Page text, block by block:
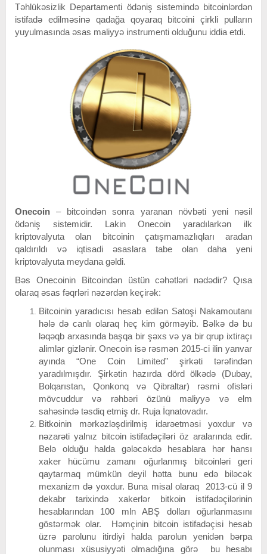
Təhlükəsizlik Departamenti ödəniş sistemində bitcoinlərdən
istifadə edilməsinə qadağa qoyaraq bitcoini çirkli pulların
yuyulmasında əsas maliyyə instrumenti olduğunu iddia etdi.
Onecoin – bitcoindən sonra yaranan növbəti yeni nəsil
ödəniş sistemidir. Lakin Onecoin yaradılarkən ilk
kriptovalyuta olan bitcoinin çatışmamazlıqları aradan
qaldırıldı və iqtisadi əsaslara tabe olan daha yeni
kriptovalyuta meydana gəldi.
Bəs Onecoinin Bitcoindən üstün cəhətləri nədədir? Qısa
olaraq əsas fəqrləri nəzərdən keçirək:
Bitcoinin yaradıcısı hesab edilən Satoşi Nakamoutanı
hələ də canlı olaraq heç kim görməyib. Bəlkə də bu
ləqəqb arxasında başqa bir şəxs və ya bir qrup ixtiraçı
alimlər gizlənir. Onecoin isə rəsmən 2015-ci ilin yanvar
ayında “One Coin Limited” şirkəti tərəfindən
yaradılmışdır. Şirkətin hazırda dörd ölkədə (Dubay,
Bolqarıstan, Qonkonq və Qibraltar) rəsmi ofisləri
mövcuddur və rəhbəri özünü maliyyə və elm
sahəsində təsdiq etmiş dr. Ruja İqnatovadır.
Bitkoinin mərkəzləşdirilmiş idarəetməsi yoxdur və
nəzarəti yalnız bitcoin istifadəçiləri öz aralarında edir.
Belə olduğu halda gələcəkdə hesablara hər hansı
xaker hücümu zamanı oğurlanmış bitcoinləri geri
qaytarmaq mümkün deyil hətta bunu edə biləcək
mexanizm də yoxdur. Buna misal olaraq 2013-cü il 9
dekabr tarixində xakerlər bitkoin istifadəçilərinin
hesablarından 100 mln ABŞ dolları oğurlanmasını
göstərmək olar. Həmçinin bitcoin istifadəçisi hesab
üzrə parolunu itirdiyi halda parolun yenidən bərpa
olunması xüsusiyyəti olmadığına görə bu hesabı